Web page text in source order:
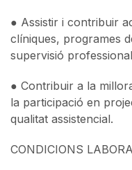
● Assistir i contribuir
clíniques, programes
supervisió
● Contribuir a la
la participació en
qualitat assistencial.
CONDICIONS